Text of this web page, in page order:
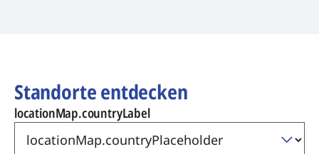
Standorte entdecken
locationMap.countryLabel